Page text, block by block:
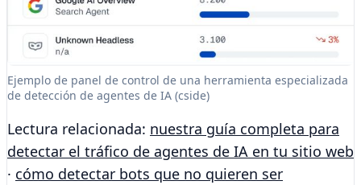
Ejemplo de panel de control de una herramienta especializada
de detección de agentes de IA (cside)
Lectura relacionada: nuestra guía completa para
detectar el tráfico de agentes de IA en tu sitio web
· cómo detectar bots que no quieren ser